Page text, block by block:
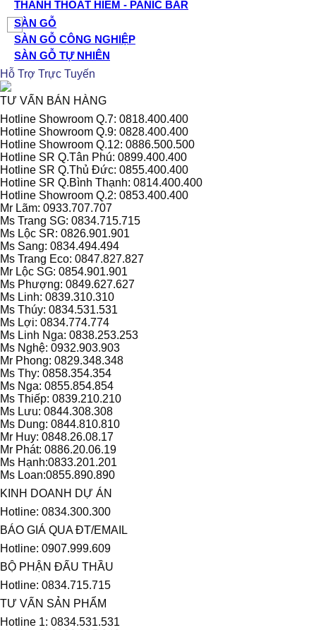
THANH THOÁT HIỂM - PANIC BAR
SÀN GỖ
SÀN GỖ CÔNG NGHIỆP
SÀN GỖ TỰ NHIÊN
Hỗ Trợ Trực Tuyến
TƯ VẤN BÁN HÀNG
Hotline Showroom Q.7: 0818.400.400
Hotline Showroom Q.9: 0828.400.400
Hotline Showroom Q.12: 0886.500.500
Hotline SR Q.Tân Phú: 0899.400.400
Hotline SR Q.Thủ Đức: 0855.400.400
Hotline SR Q.Bình Thạnh: 0814.400.400
Hotline Showroom Q.2: 0853.400.400
Mr Lãm: 0933.707.707
Ms Trang SG: 0834.715.715
Ms Lộc SR: 0826.901.901
Ms Sang: 0834.494.494
Ms Trang Eco: 0847.827.827
Mr Lộc SG: 0854.901.901
Ms Phượng: 0849.627.627
Ms Linh: 0839.310.310
Ms Thúy: 0834.531.531
Ms Lợi: 0834.774.774
Ms Linh Nga: 0838.253.253
Ms Nghệ: 0932.903.903
Mr Phong: 0829.348.348
Ms Thy: 0858.354.354
Ms Nga: 0855.854.854
Ms Thiếp: 0839.210.210
Ms Lưu: 0844.308.308
Ms Dung: 0844.810.810
Mr Huy: 0848.26.08.17
Mr Phát: 0886.20.06.19
Ms Hạnh:0833.201.201
Ms Loan:0855.890.890
KINH DOANH DỰ ÁN
Hotline: 0834.300.300
BÁO GIÁ QUA ĐT/EMAIL
Hotline: 0907.999.609
BỘ PHẬN ĐẤU THẦU
Hotline: 0834.715.715
TƯ VẤN SẢN PHẨM
Hotline 1: 0834.531.531